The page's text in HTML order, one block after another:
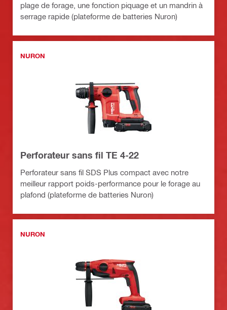
plage de forage, une fonction piquage et un mandrin à
serrage rapide (plateforme de batteries Nuron)
NURON
Perforateur sans fil TE 4-22
Perforateur sans fil SDS Plus compact avec notre
meilleur rapport poids-performance pour le forage au
plafond (plateforme de batteries Nuron)
NURON